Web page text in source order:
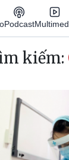
Podcast
kiếm: